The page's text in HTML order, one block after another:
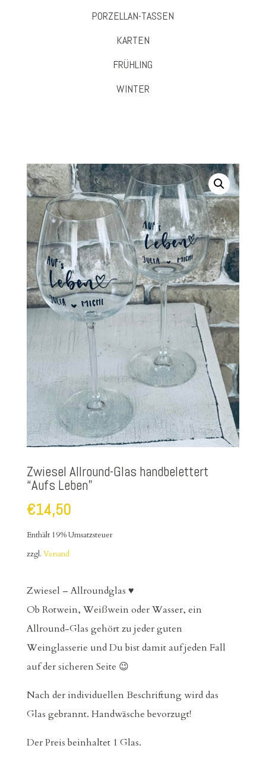
PORZELLAN-TASSEN
KARTEN
FRÜHLING
WINTER
Zwiesel Allround-Glas handbelettert
“Aufs Leben”
€14,50
Enthält 19% Umsatzsteuer
zzgl. Versand
Zwiesel – Allroundglas ♥
Ob Rotwein, Weißwein oder Wasser, ein
Allround-Glas gehört zu jeder guten
Weinglasserie und Du bist damit auf jeden Fall
auf der sicheren Seite 😉
Nach der individuellen Beschriftung wird das
Glas gebrannt. Handwäsche bevorzugt!
Der Preis beinhaltet 1 Glas.